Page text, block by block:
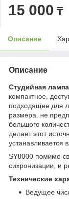
15 000 ₸
Описание
Описание
Студийная
компактное,
подходящее для
размера.
не
большого
делает этот
устанавливается
SY8000 помимо
сихронизации, и
Технические
Ведущее